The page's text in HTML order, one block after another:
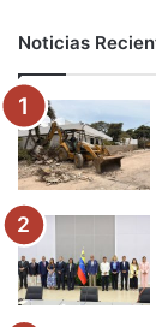
o
o
k
Noticias